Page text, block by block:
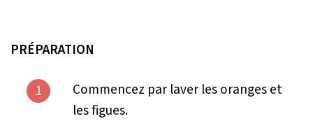
PRÉPARATION
1
Commencez par laver les oranges et
les figues.